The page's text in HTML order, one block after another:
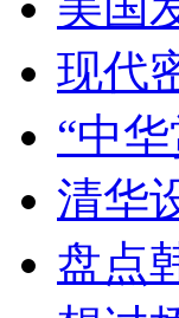
现代
“中
清华
盘点